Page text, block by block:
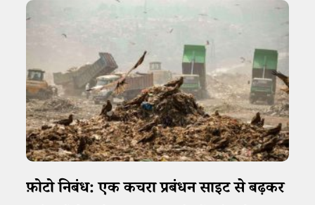
फ़ोटो निबंध: एक कचरा प्रबंधन साइट से बढ़कर